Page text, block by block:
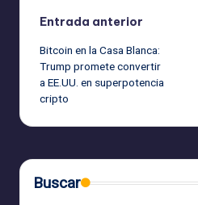
Navegación
de
entradas
Entrada anterior
Bitcoin en la Casa Blanca:
Trump promete convertir
a EE.UU. en superpotencia
cripto
Buscar